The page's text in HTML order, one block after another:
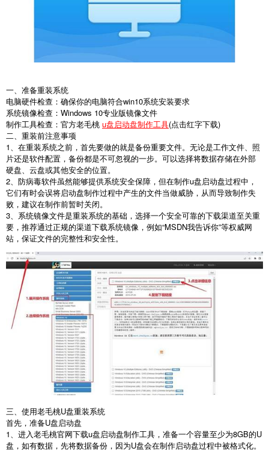
一、准备重装系统
电脑硬件检查：确保你的电脑符合win10系统安装要求
系统镜像检查：Windows 10专业版镜像文件
制作工具检查：官方老毛桃 u盘启动盘制作工具(点击红字下载)
二、重装前注意事项
1、在重装系统之前，首先要做的就是备份重要文件。无论是工作文件、照
片还是软件配置，备份都是不可忽视的一步。可以选择将数据存储在外部
硬盘、云盘或其他安全的位置。
2、防病毒软件虽然能够提供系统安全保障，但在制作u盘启动盘过程中，
它们有时会误将启动盘制作过程中产生的文件当做威胁，从而导致制作失
败，建议在制作前暂时关闭。
3、系统镜像文件是重装系统的基础，选择一个安全可靠的下载渠道至关重
要，推荐通过正规的渠道下载系统镜像，例如“MSDN我告诉你”等权威网
站，保证文件的完整性和安全性。
三、使用老毛桃U盘重装系统
首先，准备U盘启动盘
1、进入老毛桃官网下载u盘启动盘制作工具，准备一个容量至少为8GB的U
盘，如有数据，先将数据备份，因为U盘会在制作启动盘过程中被格式化。